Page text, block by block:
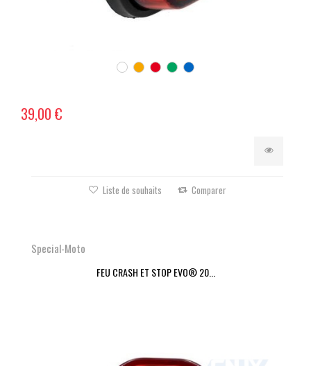
39,00 €
Liste de souhaits Comparer
Special-Moto
FEU CRASH ET STOP EVO® 20...